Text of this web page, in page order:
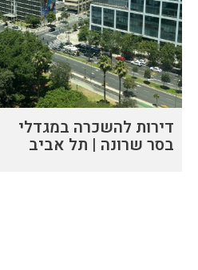
דירות להשכרה במגדלי
בסר שרונה | תל אביב